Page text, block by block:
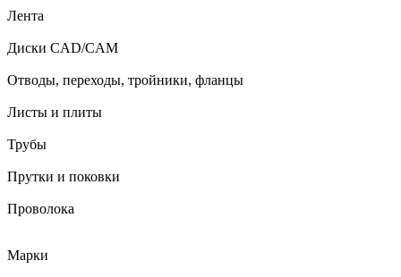
Лента
Диски CAD/CAM
Отводы, переходы, тройники, фланцы
Листы и плиты
Трубы
Прутки и поковки
Проволока
Марки